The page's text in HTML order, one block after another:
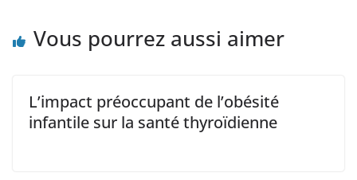
Vous pourrez aussi aimer
L’impact préoccupant de l’obésité
infantile sur la santé thyroïdienne